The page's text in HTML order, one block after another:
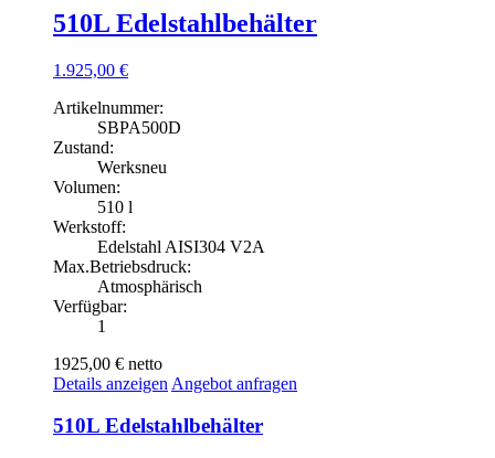
510L Edelstahlbehälter
1.925,00 €
Artikelnummer:
SBPA500D
Zustand:
Werksneu
Volumen:
510 l
Werkstoff:
Edelstahl AISI304 V2A
Max.Betriebsdruck:
Atmosphärisch
Verfügbar:
1
1925,00 € netto
Details anzeigen Angebot anfragen
510L Edelstahlbehälter